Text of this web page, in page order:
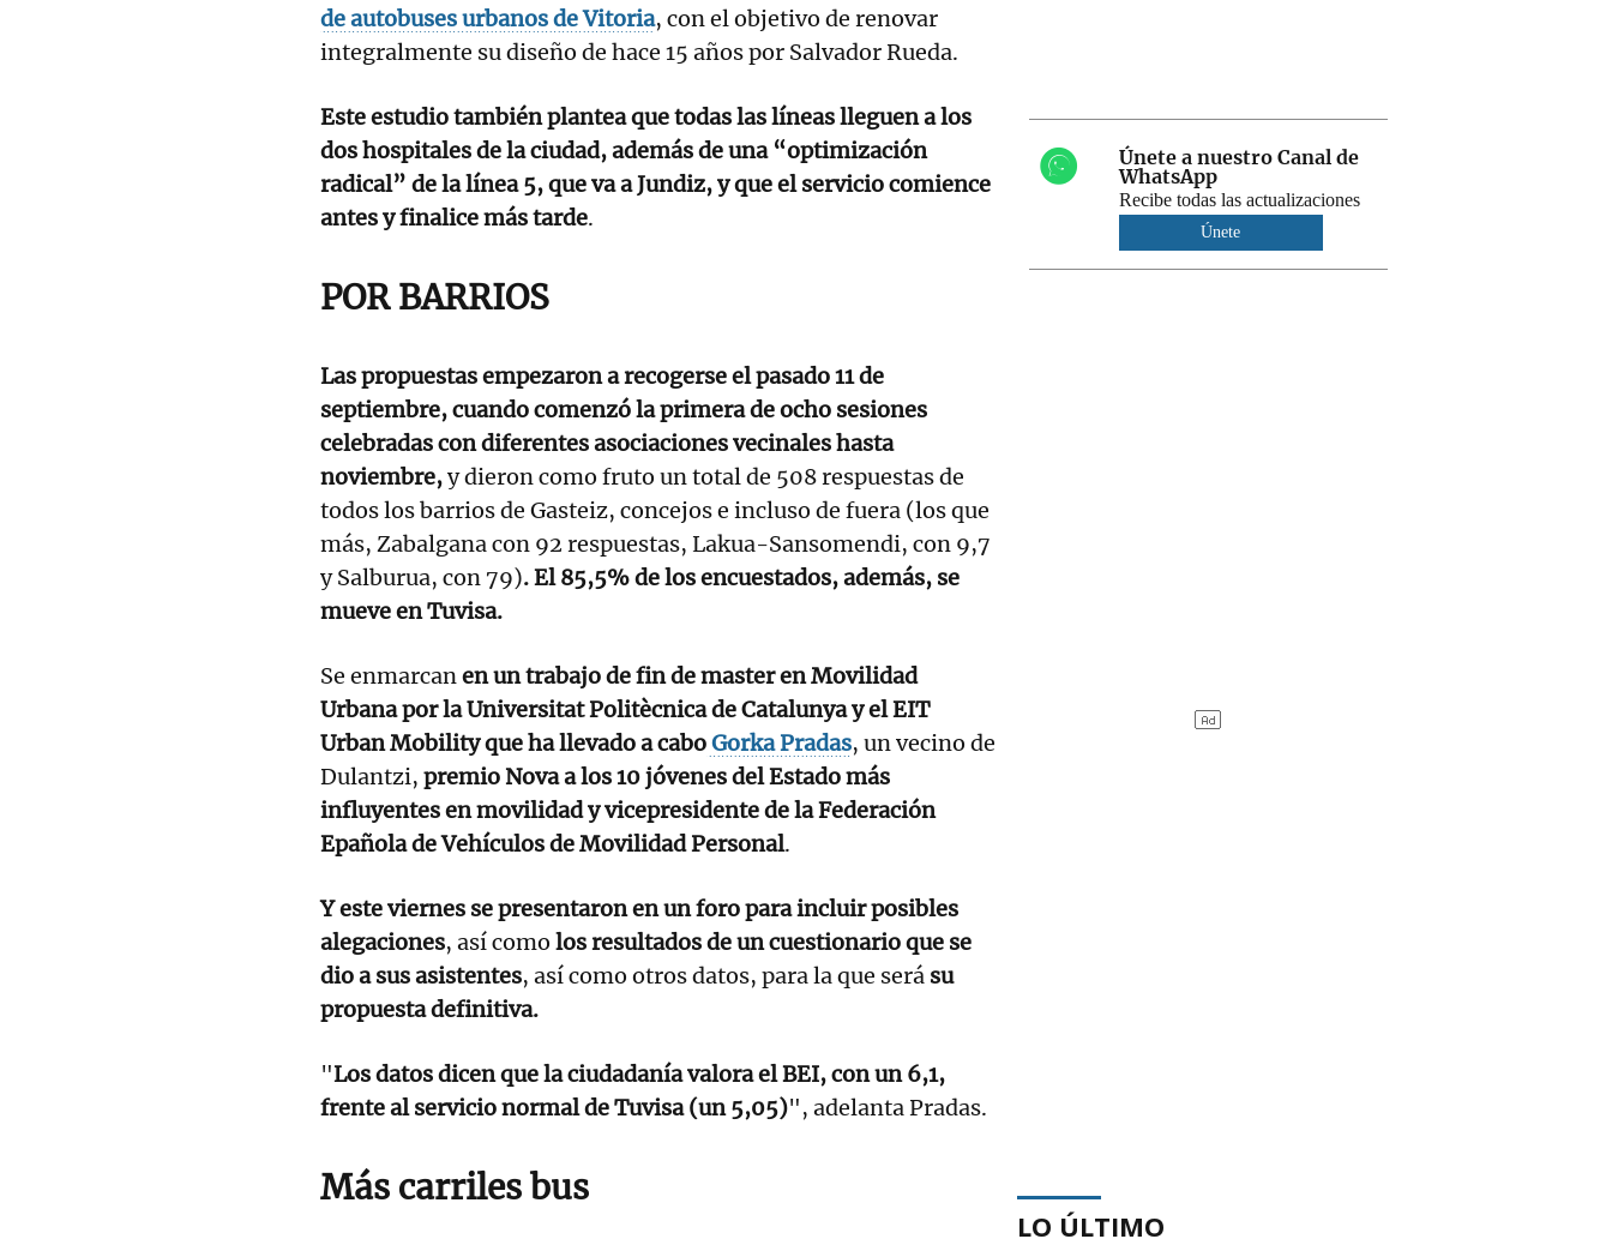
de autobuses urbanos de Vitoria, con el objetivo de renovar
integralmente su diseño de hace 15 años por Salvador Rueda.
Este estudio también plantea que todas las líneas lleguen a los
dos hospitales de la ciudad, además de una “optimización
radical” de la línea 5, que va a Jundiz, y que el servicio comience
antes y finalice más tarde.
POR BARRIOS
Las propuestas empezaron a recogerse el pasado 11 de
septiembre, cuando comenzó la primera de ocho sesiones
celebradas con diferentes asociaciones vecinales hasta
noviembre,y dieron como fruto un total de 508 respuestas de
todos los barrios de Gasteiz, concejos e incluso de fuera (los que
más, Zabalgana con 92 respuestas, Lakua-Sansomendi, con 9,7
y Salburua, con 79). El 85,5% de los encuestados, además, se
mueve en Tuvisa.
Se enmarcanen un trabajo de fin de master en Movilidad
Urbana por la Universitat Politècnica de Catalunya y el EIT
Urban Mobility que ha llevado a caboGorka Pradas, un vecino de
Dulantzi, premio Nova a los 10 jóvenes del Estado más
influyentes en movilidad y vicepresidente de la Federación
Epañola de Vehículos de Movilidad Personal.
Y este viernes se presentaron en un foro para incluir posibles
alegaciones, así como los resultados de un cuestionario que se
dio a sus asistentes, así como otros datos, para la que será su
propuesta definitiva.
"Los datos dicen que la ciudadanía valora el BEI, con un 6,1,
frente al servicio normal de Tuvisa (un 5,05)", adelanta Pradas.
Más carriles bus
Únete a nuestro Canal de
WhatsApp
Recibe todas las actualizaciones
Únete
LO ÚLTIMO